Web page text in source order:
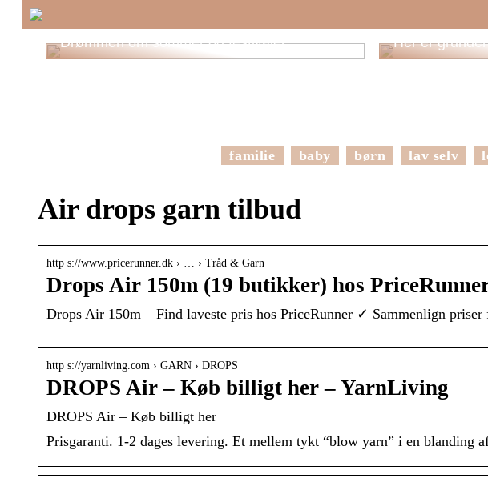
Drømmen om sommer og festivaler Her er
familie baby børn lav selv
Air drops garn tilbud
http s://www.pricerunner.dk › … › Tråd & Garn
Drops Air 150m (19 butikker) hos
Drops Air 150m – Find laveste pris hos PriceRunner ✓ Sammenlign
http s://yarnliving.com › GARN › DROPS
DROPS Air – Køb billigt her – YarnLiving
DROPS Air – Køb billigt her
Prisgaranti. 1-2 dages levering. Et mellem tykt “blow yarn” i en blanding